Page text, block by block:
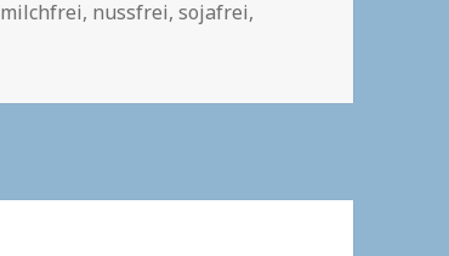
milchfrei, nussfrei,sojafrei,